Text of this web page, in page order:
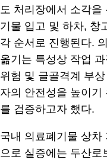
도 처리장에서 소각을
기물 입고 및 하차, 창
각 순서로 진행된다.
옮기는 특성상 작업
위험 및 글골격계 부
자의 안전성을 높이기
를 검증하고자 했다.
국내 의료폐기물 상차
으로 실증에는 두산로